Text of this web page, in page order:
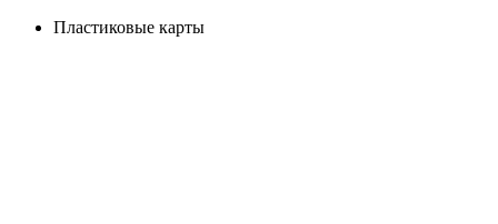
Пластиковые карты